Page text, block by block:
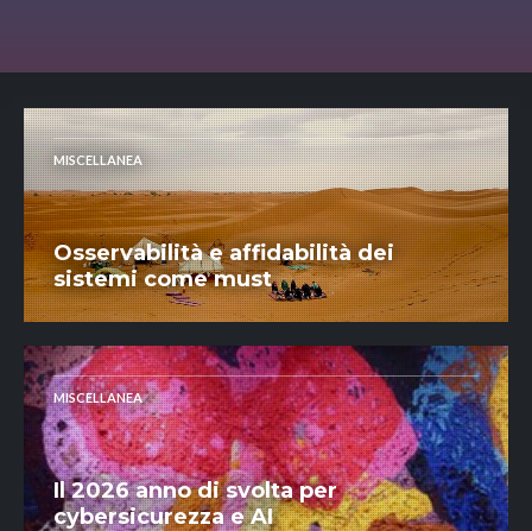
MISCELLANEA
Osservabilità e affidabilità dei
sistemi come must
MISCELLANEA
Il 2026 anno di svolta per
cybersicurezza e AI